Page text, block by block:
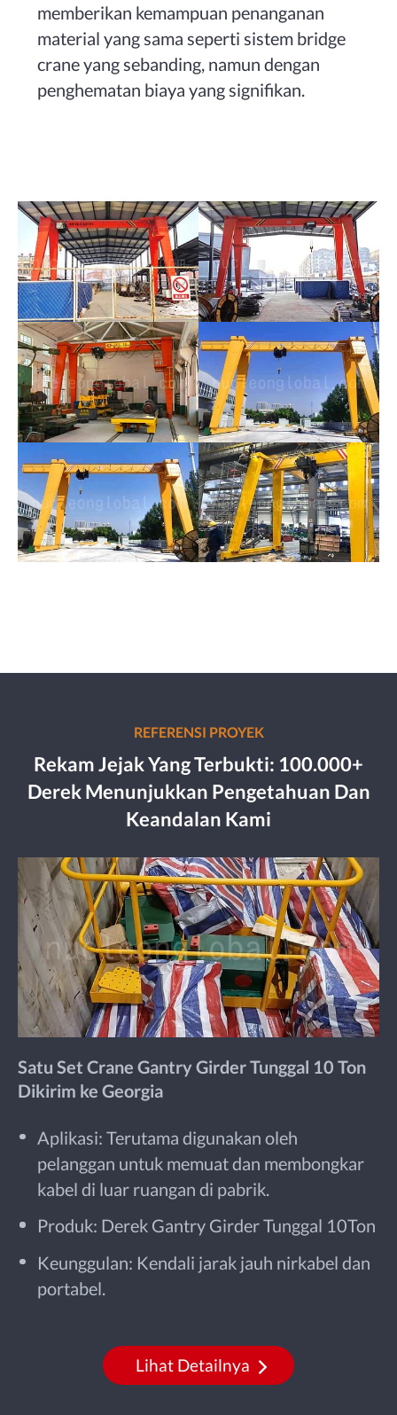
memberikan kemampuan penanganan
material yang sama seperti sistem bridge
crane yang sebanding, namun dengan
penghematan biaya yang signifikan.
REFERENSI PROYEK
Rekam Jejak Yang Terbukti: 100.000+
Derek Menunjukkan Pengetahuan Dan
Keandalan Kami
Satu Set Crane Gantry Girder Tunggal 10 Ton
Dikirim ke Georgia
Aplikasi: Terutama digunakan oleh
pelanggan untuk memuat dan membongkar
kabel di luar ruangan di pabrik.
Produk: Derek Gantry Girder Tunggal 10Ton
Keunggulan: Kendali jarak jauh nirkabel dan
portabel.
Lihat Detailnya